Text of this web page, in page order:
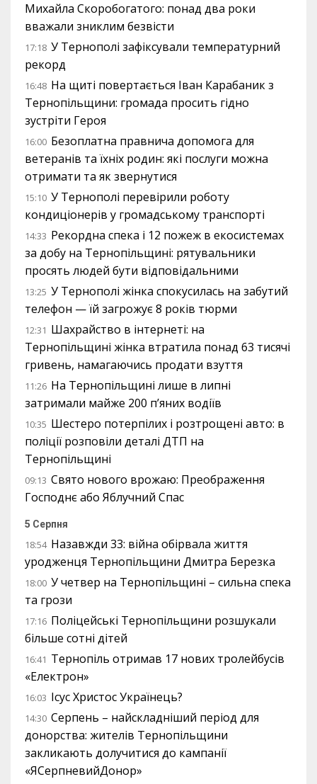
Михайла Скоробогатого: понад два роки
вважали зниклим безвісти
17:18 У Тернополі зафіксували температурний
рекорд
16:48 На щиті повертається Іван Карабаник з
Тернопільщини: громада просить гідно
зустріти Героя
16:00 Безоплатна правнича допомога для
ветеранів та їхніх родин: які послуги можна
отримати та як звернутися
15:10 У Тернополі перевірили роботу
кондиціонерів у громадському транспорті
14:33 Рекордна спека і 12 пожеж в екосистемах
за добу на Тернопільщині: рятувальники
просять людей бути відповідальними
13:25 У Тернополі жінка спокусилась на забутий
телефон — їй загрожує 8 років тюрми
12:31 Шахрайство в інтернеті: на
Тернопільщині жінка втратила понад 63 тисячі
гривень, намагаючись продати взуття
11:26 На Тернопільщині лише в липні
затримали майже 200 п’яних водіїв
10:35 Шестеро потерпілих і розтрощені авто: в
поліції розповіли деталі ДТП на
Тернопільщині
09:13 Свято нового врожаю: Преображення
Господнє або Яблучний Спас
5 Серпня
18:54 Назавжди 33: війна обірвала життя
уродженця Тернопільщини Дмитра Березка
18:00 У четвер на Тернопільщині – сильна спека
та грози
17:16 Поліцейські Тернопільщини розшукали
більше сотні дітей
16:41 Тернопіль отримав 17 нових тролейбусів
«Електрон»
16:03 Ісус Христос Українець?
14:30 Серпень – найскладніший період для
донорства: жителів Тернопільщини
закликають долучитися до кампанії
«ЯСерпневийДонор»